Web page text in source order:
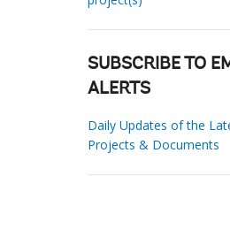
SUBSCRIBE TO
ALERTS
Daily Updates of the
Projects & Documents